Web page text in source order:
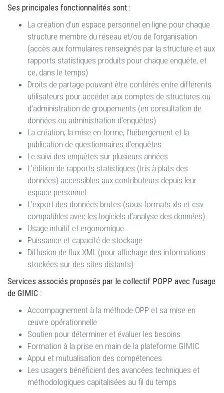
Ses principales fonctionnalités sont :
La création d’un espace personnel en ligne pour chaque
structure membre du réseau et/ou de l’organisation
(accès aux formulaires renseignés par la structure et aux
rapports statistiques produits pour chaque enquête, et
ce, dans le temps)
Droits de partage pouvant être conférés entre différents
utilisateurs pour accéder aux comptes de structures ou
d’administration de groupements (en consultation de
données ou administration d’enquêtes)
La création, la mise en forme, l’hébergement et la
publication de questionnaires d’enquêtes
Le suivi des enquêtes sur plusieurs années
L’édition de rapports statistiques (tris à plats des
données) accessibles aux contributeurs depuis leur
espace personnel
L’export des données brutes (sous formats xls et csv
compatibles avec les logiciels d’analyse des données)
Usage intuitif et ergonomique
Puissance et capacité de stockage
Diffusion de flux XML (pour affichage des informations
stockées sur des sites distants)
Services associés proposés par le collectif POPP avec l’usage
de GIMIC :
Accompagnement à la méthode OPP et sa mise en
œuvre opérationnelle
Soutien pour déterminer et évaluer les besoins
Formation à la prise en main de la plateforme GIMIC
Appui et mutualisation des compétences
Les usagers bénéficient des avancées techniques et
méthodologiques capitalisées au fil du temps